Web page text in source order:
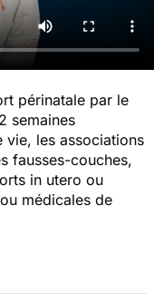
périnatale par le
semaines
vie, les associations
fausses-couches,
in utero ou
médicales de